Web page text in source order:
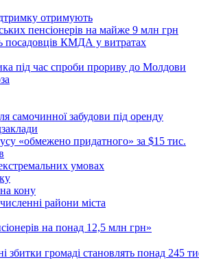
отримують
пенсіонерів на майже 9 млн грн
посадовців КМДА у витратах
під час спроби прориву до Молдови
самочинної забудови під оренду
«обмежено придатного» за $15 тис.
умовах
кону
райони міста
на понад 12,5 млн грн»
громаді становлять понад 245